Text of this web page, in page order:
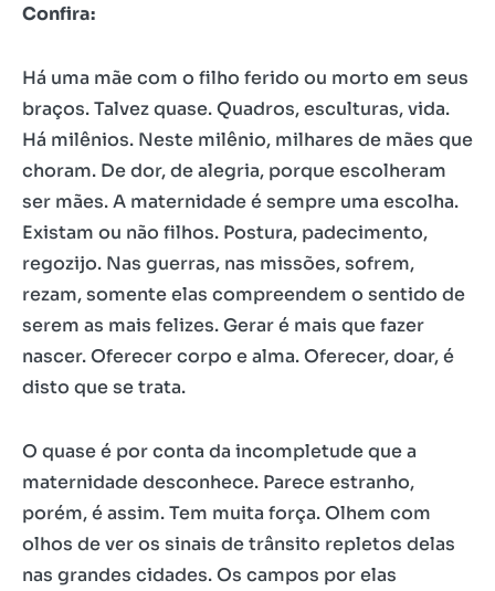
Confira:
Há uma mãe com o filho ferido ou morto em seus
braços. Talvez quase. Quadros, esculturas, vida.
Há milênios. Neste milênio, milhares de mães que
choram. De dor, de alegria, porque escolheram
ser mães. A maternidade é sempre uma escolha.
Existam ou não filhos. Postura, padecimento,
regozijo. Nas guerras, nas missões, sofrem,
rezam, somente elas compreendem o sentido de
serem as mais felizes. Gerar é mais que fazer
nascer. Oferecer corpo e alma. Oferecer, doar, é
disto que se trata.
O quase é por conta da incompletude que a
maternidade desconhece. Parece estranho,
porém, é assim. Tem muita força. Olhem com
olhos de ver os sinais de trânsito repletos delas
nas grandes cidades. Os campos por elas